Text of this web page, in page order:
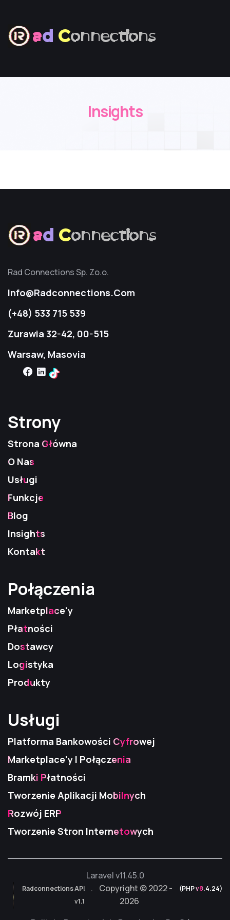
ad Connections
Insights
ad Connections
Rad Connections Sp. Zo.o.
Info@radconnections.com
(+48) 533 715 539
Zurawia 32-42, 00-515
Warsaw, Masovia
Strony
Strony
Strony
Strona Główna
O Nas
Usługi
Funkcje
Blog
Insights
Kontakt
Połączenia
Połączenia
Połączenia
Marketplace'y
Płatności
Dostawcy
Logistyka
Produkty
Usługi
Usługi
Usługi
Platforma Bankowości Cyfrowej
Marketplace'y I Połączenia
Bramki Płatności
Tworzenie Aplikacji Mobilnych
Rozwój ERP
Tworzenie Stron Internetowych
Laravel v11.45.0
Radconnections API
v1.1
Radconnections API
v1.1
Radconnections API
v1.1
. Copyright © 2022 -
2026
(PHP v8.4.24)